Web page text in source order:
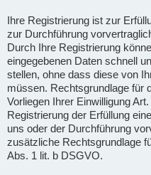
Ihre Registrierung ist zur
zur Durchführung
Durch Ihre Registrierung
eingegebenen Daten schnell
stellen, ohne dass diese von
müssen. Rechtsgrundlage für
Vorliegen Ihrer Einwilligung
Registrierung der Erfüllung
uns oder der Durchführung
zusätzliche Rechtsgrundlage
Abs. 1 lit. b DSGVO.